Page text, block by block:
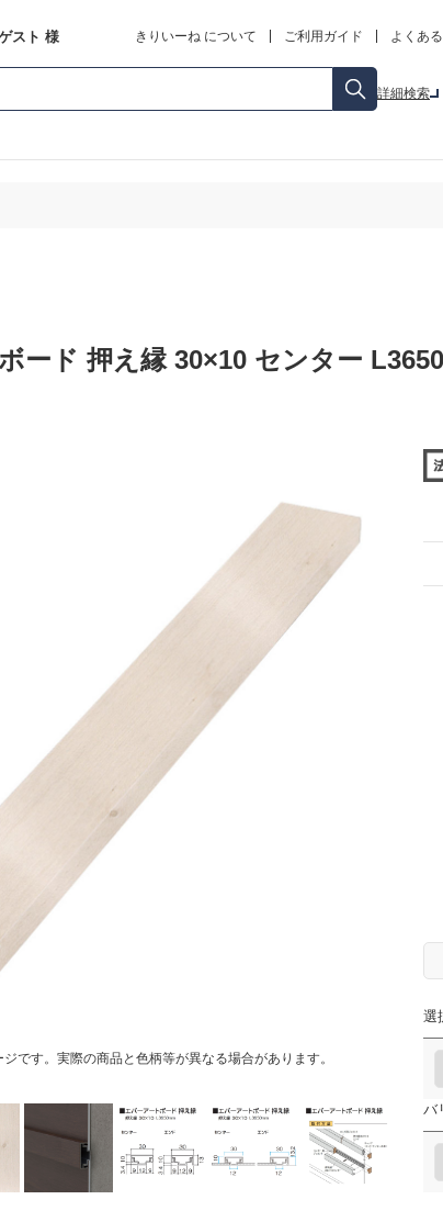
スト 様 きりいーね について ご利用ガイド よくあ
詳細検索
ード 押え縁 30×10 センター
です。実際の商品と色柄等が異なる場合があります。
選
バ